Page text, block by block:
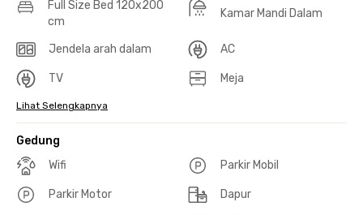
Full Size Bed 120x200
cm
Kamar Mandi Dalam
Jendela arah dalam AC
TV Meja
Lihat Selengkapnya
Gedung
Wifi
Parkir Mobil
Parkir Motor Dapur